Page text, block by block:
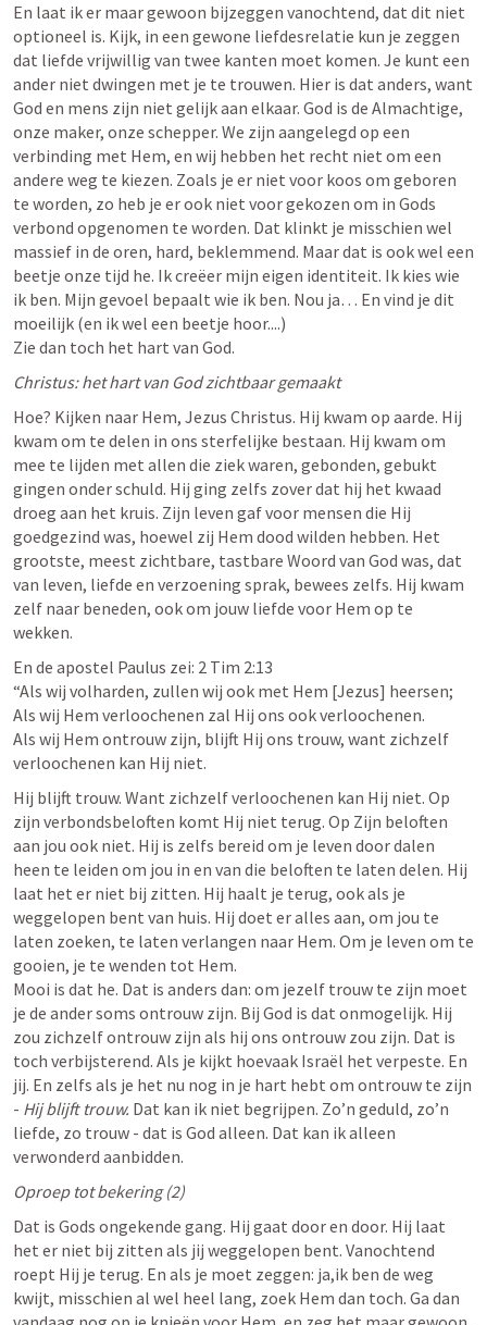
En laat ik er maar gewoon bijzeggen vanochtend, dat dit niet
optioneel is. Kijk, in een gewone liefdesrelatie kun je zeggen
dat liefde vrijwillig van twee kanten moet komen. Je kunt een
ander niet dwingen met je te trouwen. Hier is dat anders, want
God en mens zijn niet gelijk aan elkaar. God is de Almachtige,
onze maker, onze schepper. We zijn aangelegd op een
verbinding met Hem, en wij hebben het recht niet om een
andere weg te kiezen. Zoals je er niet voor koos om geboren
te worden, zo heb je er ook niet voor gekozen om in Gods
verbond opgenomen te worden. Dat klinkt je misschien wel
massief in de oren, hard, beklemmend. Maar dat is ook wel een
beetje onze tijd he. Ik creëer mijn eigen identiteit. Ik kies wie
ik ben. Mijn gevoel bepaalt wie ik ben. Nou ja… En vind je dit
moeilijk (en ik wel een beetje hoor....)
Zie dan toch het hart van God.
Christus: het hart van God zichtbaar gemaakt
Hoe? Kijken naar Hem, Jezus Christus. Hij kwam op aarde. Hij
kwam om te delen in ons sterfelijke bestaan. Hij kwam om
mee te lijden met allen die ziek waren, gebonden, gebukt
gingen onder schuld. Hij ging zelfs zover dat hij het kwaad
droeg aan het kruis. Zijn leven gaf voor mensen die Hij
goedgezind was, hoewel zij Hem dood wilden hebben. Het
grootste, meest zichtbare, tastbare Woord van God was, dat
van leven, liefde en verzoening sprak, bewees zelfs. Hij kwam
zelf naar beneden, ook om jouw liefde voor Hem op te
wekken.
En de apostel Paulus zei: 2 Tim 2:13
“Als wij volharden, zullen wij ook met Hem [Jezus] heersen;
Als wij Hem verloochenen zal Hij ons ook verloochenen.
Als wij Hem ontrouw zijn, blijft Hij ons trouw, want zichzelf
verloochenen kan Hij niet.
Hij blijft trouw. Want zichzelf verloochenen kan Hij niet. Op
zijn verbondsbeloften komt Hij niet terug. Op Zijn beloften
aan jou ook niet. Hij is zelfs bereid om je leven door dalen
heen te leiden om jou in en van die beloften te laten delen. Hij
laat het er niet bij zitten. Hij haalt je terug, ook als je
weggelopen bent van huis. Hij doet er alles aan, om jou te
laten zoeken, te laten verlangen naar Hem. Om je leven om te
gooien, je te wenden tot Hem.
Mooi is dat he. Dat is anders dan: om jezelf trouw te zijn moet
je de ander soms ontrouw zijn. Bij God is dat onmogelijk. Hij
zou zichzelf ontrouw zijn als hij ons ontrouw zou zijn. Dat is
toch verbijsterend. Als je kijkt hoevaak Israël het verpeste. En
jij. En zelfs als je het nu nog in je hart hebt om ontrouw te zijn
- Hij blijft trouw. Dat kan ik niet begrijpen. Zo’n geduld, zo’n
liefde, zo trouw - dat is God alleen. Dat kan ik alleen
verwonderd aanbidden.
Oproep tot bekering (2)
Dat is Gods ongekende gang. Hij gaat door en door. Hij laat
het er niet bij zitten als jij weggelopen bent. Vanochtend
roept Hij je terug. En als je moet zeggen: ja,ik ben de weg
kwijt, misschien al wel heel lang, zoek Hem dan toch. Ga dan